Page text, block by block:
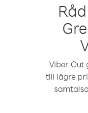
Viber Out
till lägre